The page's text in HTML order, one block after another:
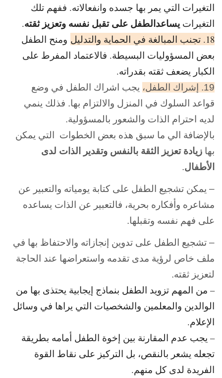
التغيرات التي يمر بها جسده وانفعالاته. ففهم تلك
التغيرات يساعدالطفل على تقبل نفسه وتعزيز ثقته.
18. تجنب المبالغة في الحماية والتدليل
ومنح الطفل
بعض المسؤوليات البسيطة. فالاعتماد المفرط على
الكبار يضعف ثقته بقدراته.
19. إشراك الطفل،
يجب اشراك الطفل في وضع
قواعد السلوك في المنزل والالتزام بها. فذلك ينمي
لديه احترام الذات والشعور بالمسؤولية.
بالإضافة الي ما سبق هذه بعض الخطوات التي يمكن
بها زيادة تعزيز الثقة بالنفس وتقدير الذات لدى
الأطفال.
– يمكن تشجيع الطفل على كتابة يومياته والتعبير عن
مشاعره وأفكاره بحرية، فالتعبير عن الذات يساعده
على فهم نفسه وتقبلها.
– تشجيع الطفل على تدوين إنجازاته والاحتفاظ بها في
ملف خاص لرؤية مدى تقدمه واستعراضها عند الحاجة
لتعزيز ثقته.
– من المهم تزويد الطفل بنماذج إيجابية يحتذى بها من
الوالدين والمعلمين والشخصيات التي يراها في وسائل
الإعلام.
– يجب عدم المقارنة بين إخوة الطفل أمامه بطريقة
تجعله يشعر بالنقص، بل التركيز على نقاط القوة
الفريدة لدى كل منهم.